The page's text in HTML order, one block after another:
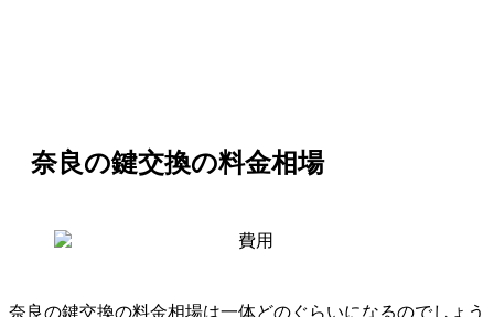
奈良の鍵交換の料金相場
奈良の鍵交換の料金相場は一体どのぐらいになるのでしょう